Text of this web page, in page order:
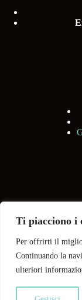
Ti piacciono i
Per offrirti il
Continuando la
ulteriori